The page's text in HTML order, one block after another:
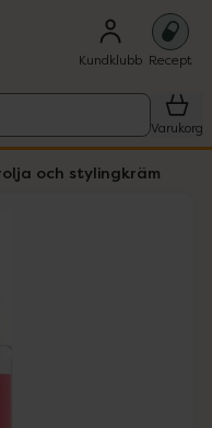
Kundklubb Recept
Varukorg
och stylingkräm